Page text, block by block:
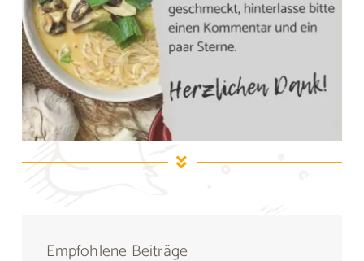
Empfohlene Beiträge